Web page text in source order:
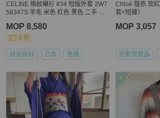
CELINE 格紋襯衫 #34 短版外套 2W7
58347S 羊毛 米色 紅色 黑色 二手 女
MOP 8,580
9 折
狀況良好 日本 免運
Chloé 蔻依 玫
套+短褲）
MOP 3,057
近新閒置品